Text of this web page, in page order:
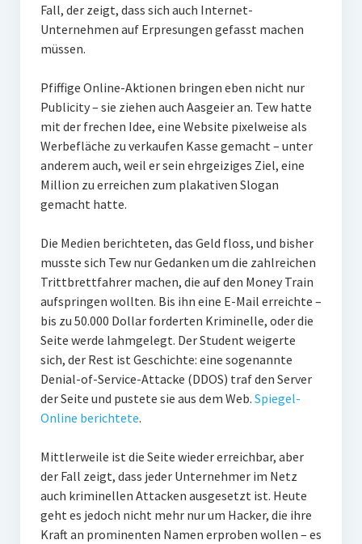
Künstliche Intelligenz
17 Ziele
Wasserknappheit in Deutschland
Klimaneutrales Tanken
Zukunft der Bildung
Vom Trend zur Tonne
Fall, der zeigt, dass sich auch Internet-
Unternehmen auf Erpresungen gefasst machen
müssen.
Pfiffige Online-Aktionen bringen eben nicht nur
Publicity – sie ziehen auch Aasgeier an. Tew hatte
mit der frechen Idee, eine Website pixelweise als
Werbefläche zu verkaufen Kasse gemacht – unter
anderem auch, weil er sein ehrgeiziges Ziel, eine
Million zu erreichen zum plakativen Slogan
gemacht hatte.
Die Medien berichteten, das Geld floss, und bisher
musste sich Tew nur Gedanken um die zahlreichen
Trittbrettfahrer machen, die auf den Money Train
aufspringen wollten. Bis ihn eine E-Mail erreichte –
bis zu 50.000 Dollar forderten Kriminelle, oder die
Seite werde lahmgelegt. Der Student weigerte
sich, der Rest ist Geschichte: eine sogenannte
Denial-of-Service-Attacke (DDOS) traf den Server
der Seite und pustete sie aus dem Web. Spiegel-
Online berichtete.
Mittlerweile ist die Seite wieder erreichbar, aber
der Fall zeigt, dass jeder Unternehmer im Netz
auch kriminellen Attacken ausgesetzt ist. Heute
geht es jedoch nicht mehr nur um Hacker, die ihre
Kraft an prominenten Namen erproben wollen – es